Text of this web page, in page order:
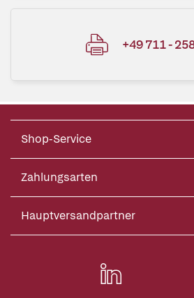
+49 711 -
Shop-Service
Zahlungsarten
Hauptversandpartner